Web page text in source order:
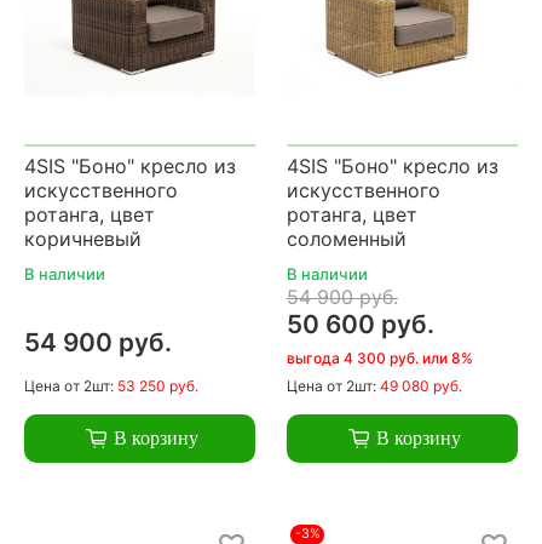
4SIS "Боно" кресло из
искусственного
ротанга, цвет
коричневый
В наличии
54 900 руб.
Цена от 2шт: 53 250 руб.
В корзину
4SIS "Боно" кресло из
искусственного
ротанга, цвет
соломенный
В наличии
54 900 руб.
50 600 руб.
выгода 4 300 руб. или 8%
Цена от 2шт: 49 080 руб.
В корзину
-3%